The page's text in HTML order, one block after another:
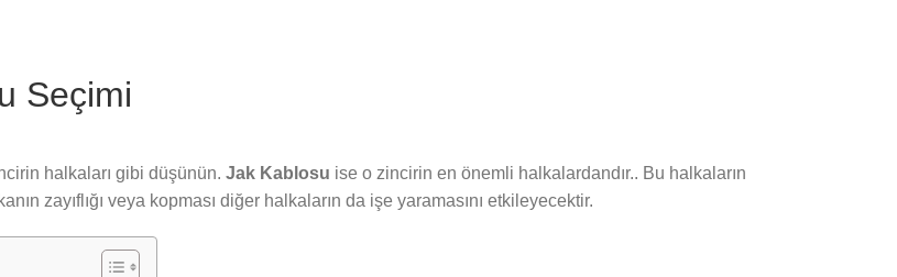
Seçimi
halkaları gibi düşünün. Jak Kablosu ise o zincirin en önemli halkalardandır.. Bu halkaların
zayıflığı veya kopması diğer halkaların da işe yaramasını etkileyecektir.